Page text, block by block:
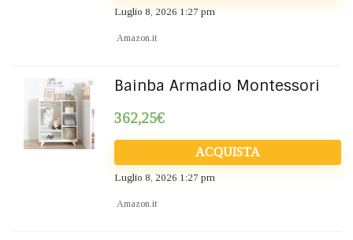
Luglio 8, 2026 1:27 pm
Amazon.it
Bainba Armadio Montessori
362,25€
ACQUISTA
Luglio 8, 2026 1:27 pm
Amazon.it